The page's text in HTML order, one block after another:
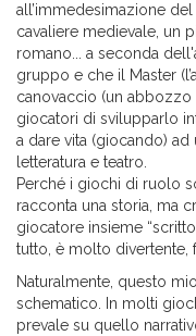
all’immedesimazione
cavaliere medievale, un
romano... a seconda
gruppo e che il Master
canovaccio (un abbozzo
giocatori di svilupparlo
a dare vita (giocando) ad
letteratura e teatro.
Perché i giochi di ruolo
racconta una storia, ma
giocatore insieme
tutto, è molto divertente,
Naturalmente, questo
schematico. In molti
prevale su quello